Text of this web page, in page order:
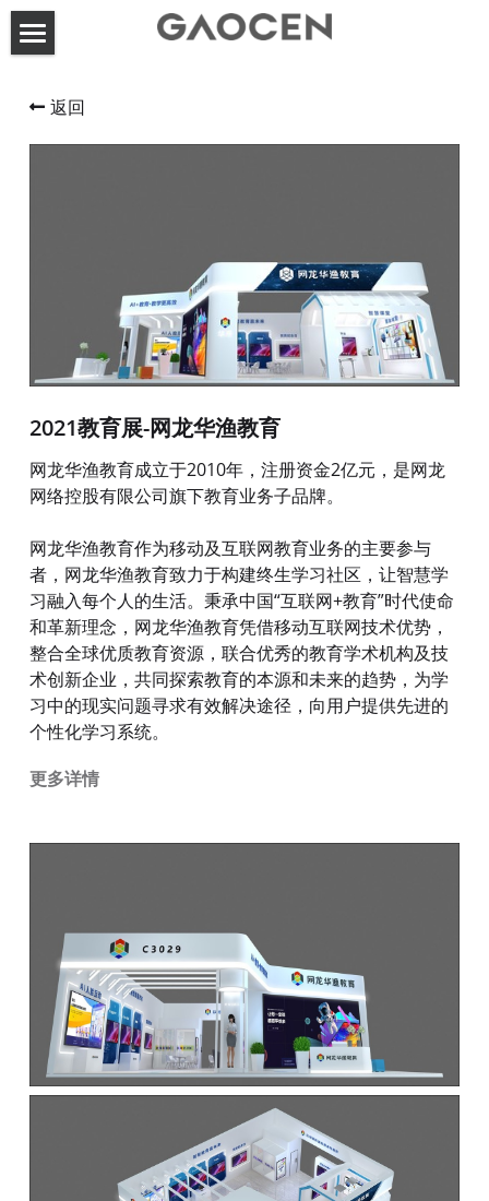
活动策划执行
返回
2021教育展-网龙华渔教育
网龙华渔教育成立于2010年，注册资金2亿元，是网龙
网络控股有限公司旗下教育业务子品牌。
网龙华渔教育作为移动及互联网教育业务的主要参与
者，网龙华渔教育致力于构建终生学习社区，让智慧学
习融入每个人的生活。秉承中国“互联网+教育”时代使命
和革新理念，网龙华渔教育凭借移动互联网技术优势，
整合全球优质教育资源，联合优秀的教育学术机构及技
术创新企业，共同探索教育的本源和未来的趋势，为学
习中的现实问题寻求有效解决途径，向用户提供先进的
个性化学习系统。
更多详情